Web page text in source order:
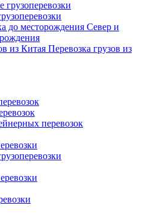
Север и
Перевозка грузов из
перевозок